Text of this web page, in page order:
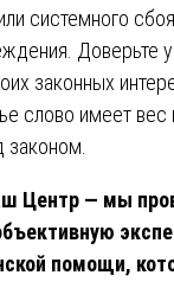
системного
Доверьте
законных
слово имеет вес
Центр — мы
помощи,